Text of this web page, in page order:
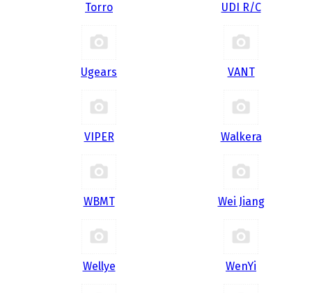
Torro UDI R/С
Ugears VANT
VIPER Walkera
WBMT Wei Jiang
Wellye WenYi